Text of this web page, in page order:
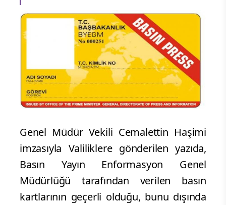
Genel Müdür Vekili Cemalettin Haşimi
imzasıyla Valiliklere gönderilen yazıda,
Basın Yayın Enformasyon Genel
Müdürlüğü tarafından verilen basın
kartlarının geçerli olduğu, bunu dışında